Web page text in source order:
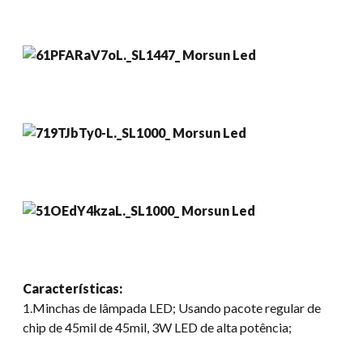
Características:
1.Minchas de lâmpada LED; Usando pacote regular de
chip de 45mil de 45mil, 3W LED de alta potência;